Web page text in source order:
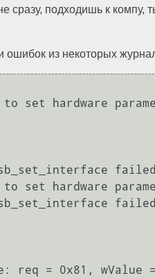
сразу, подходишь к компу,
ошибок из некоторых
set hardware
set hardware
req = 0x81, wValue